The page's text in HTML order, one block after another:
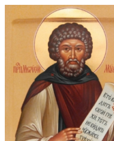
Храм
Мурина в